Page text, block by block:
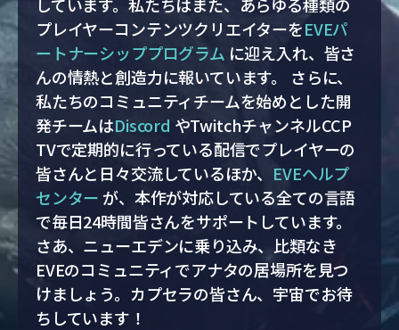
プレイヤーコンテンツクリエイターをEVEパ
ートナーシッププログラム に迎え入れ、皆さ
んの情熱と創造力に報いています。 さらに、
私たちのコミュニティチームを始めとした開
発チームはDiscord やTwitchチャンネルCCP
TVで定期的に行っている配信でプレイヤーの
皆さんと日々交流しているほか、 EVEヘルプ
センター が、本作が対応している全ての言語
で毎日24時間皆さんをサポートしています。
さあ、ニューエデンに乗り込み、比類なき
EVEのコミュニティでアナタの居場所を見つ
けましょう。カプセラの皆さん、宇宙でお待
ちしています！